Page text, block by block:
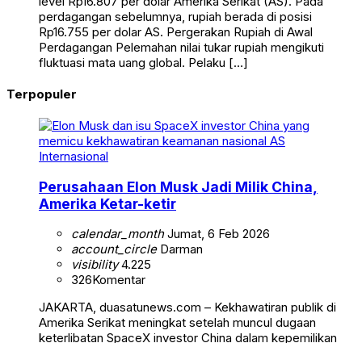
perdagangan sebelumnya, rupiah berada di posisi
Rp16.755 per dolar AS. Pergerakan Rupiah di Awal
Perdagangan Pelemahan nilai tukar rupiah mengikuti
fluktuasi mata uang global. Pelaku […]
Terpopuler
Internasional
Perusahaan Elon Musk Jadi Milik China,
Amerika Ketar-ketir
calendar_monthJumat, 6 Feb 2026
account_circleDarman
visibility4.225
326Komentar
JAKARTA, duasatunews.com – Kekhawatiran publik di
Amerika Serikat meningkat setelah muncul dugaan
keterlibatan SpaceX investor China dalam kepemilikan